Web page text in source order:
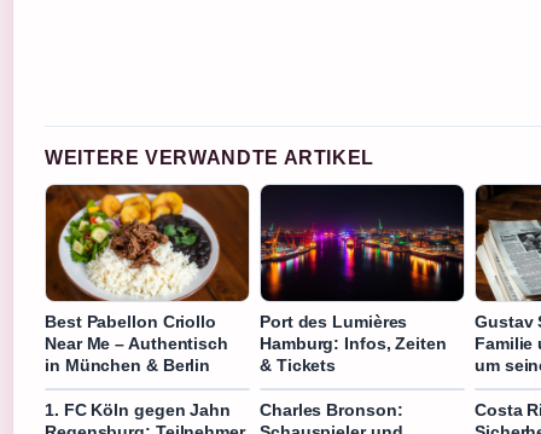
WEITERE VERWANDTE ARTIKEL
Best Pabellon Criollo
Near Me – Authentisch
in München & Berlin
Port des Lumières
Hamburg: Infos, Zeiten
& Tickets
Gustav
Familie
um
1. FC Köln gegen Jahn
Charles Bronson:
Costa